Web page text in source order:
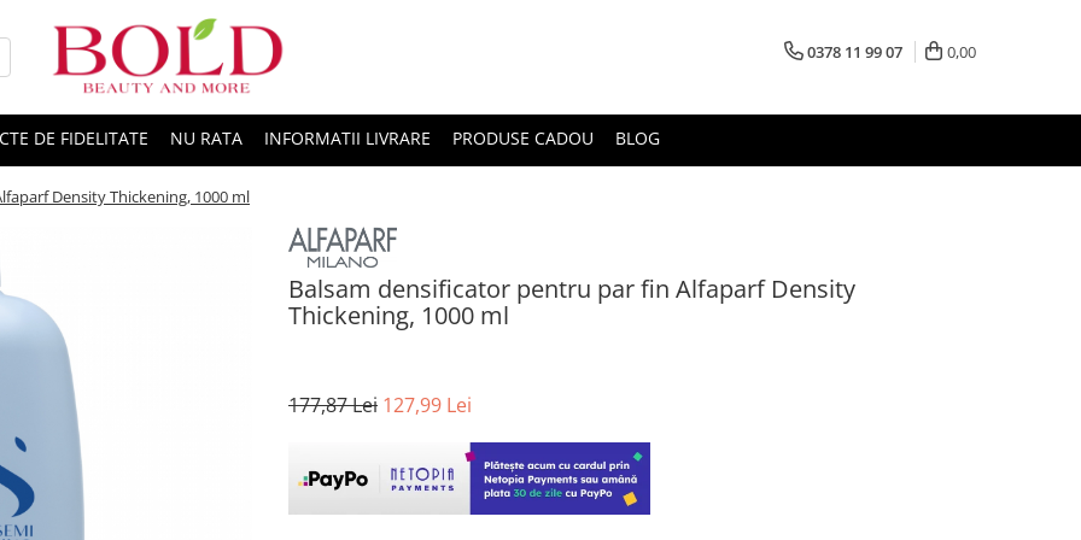
0378 11 99 07 0,00
DE FIDELITATE NU RATA INFORMATII LIVRARE PRODUSE CADOU BLOG
Density Thickening, 1000 ml
Balsam densificator pentru par fin Alfaparf Density
Thickening, 1000 ml
177,87 Lei 127,99 Lei